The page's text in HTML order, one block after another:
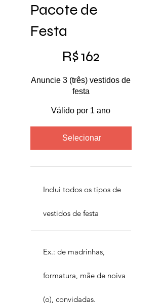
Pacote de
Festa
R$162
Anuncie 3 (três) vestidos de
festa
Válido por 1 ano
Selecionar
Inclui todos os tipos de
vestidos de festa
Ex.: de madrinhas,
formatura, mãe de noiva
(o), convidadas.